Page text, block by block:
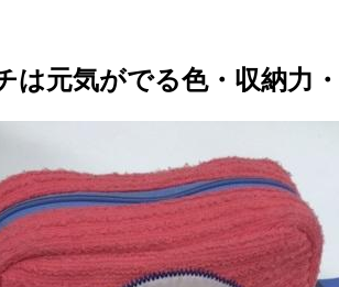
は元気がでる色・収納力